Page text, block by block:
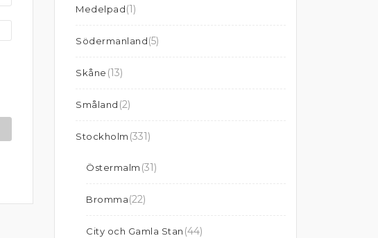
Medelpad(1)
Södermanland(5)
Skåne (13)
Småland (2)
Stockholm (331)
Östermalm (31)
Bromma(22)
City och Gamla Stan (44)